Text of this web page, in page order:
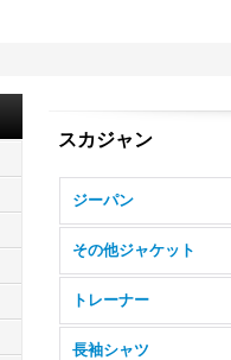
スカジャン
ジーパン
その他ジャケット
トレーナー
長袖シャツ